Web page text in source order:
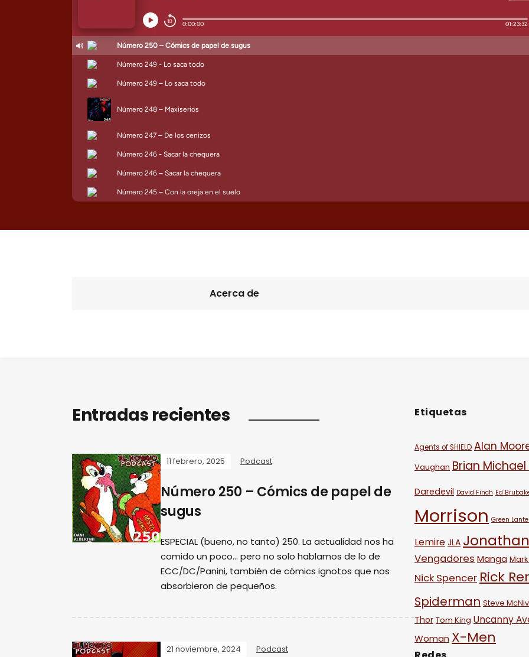
Acerca de
Entradas recientes
11 febrero, 2025 Podcast
Número 250 – Cómics de papel de
sugus
ESPECIAL (bueno, no tanto) 250. La actualidad nos ha
comido un poco... pero no solo hablamos de lo de
ECC/DC/Panini, también de cómics ignotos que nos
absorbieron de pequeños.
21 noviembre, 2024 Podcast
Etiquetas
Agents of SHIELD Alan
Vaughan Brian
Daredevil David Finch Ed
Morrison Green
Lemire JLA
Vengadores Manga
Nick Spencer Rick
Spiderman Steve
Thor Tom King Uncanny
Woman X-Men